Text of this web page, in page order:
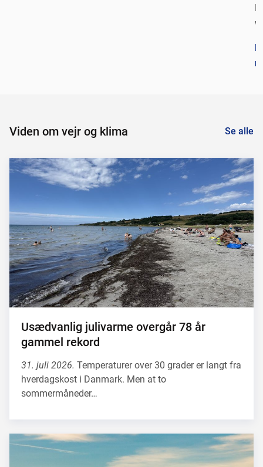
Viden om vejr og klima Se alle
Usædvanlig julivarme overgår 78 år
gammel rekord
31. juli 2026. Temperaturer over 30 grader er langt fra
hverdagskost i Danmark. Men at to
sommermåneder…